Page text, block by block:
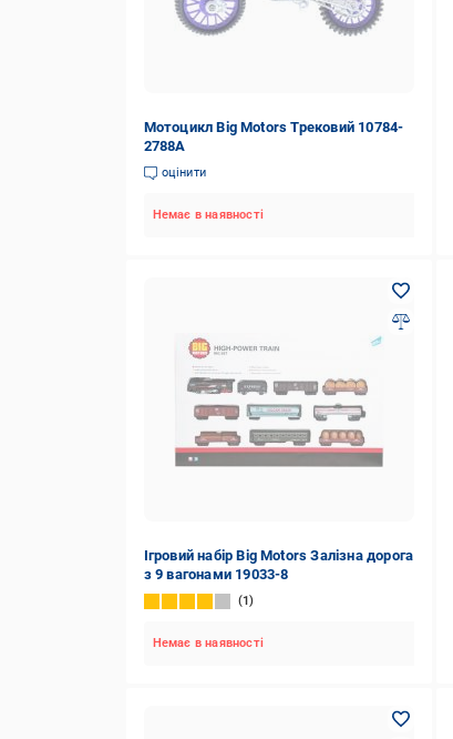
Мотоцикл Big Motors Трековий 10784-
2788A
оцінити
Немає в наявності
Ігровий набір Big Motors Залізна дорога
з 9 вагонами 19033-8
1
Немає в наявності